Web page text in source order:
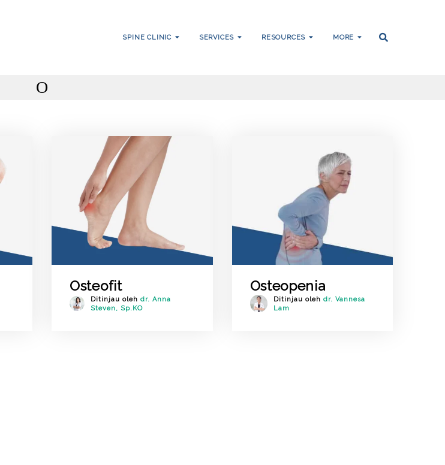
SPINE CLINIC SERVICES RESOURCES MORE
O
Osteofit
Ditinjau oleh dr. Anna
Steven, Sp.KO
Osteopenia
Ditinjau oleh dr. Vannesa
Lam